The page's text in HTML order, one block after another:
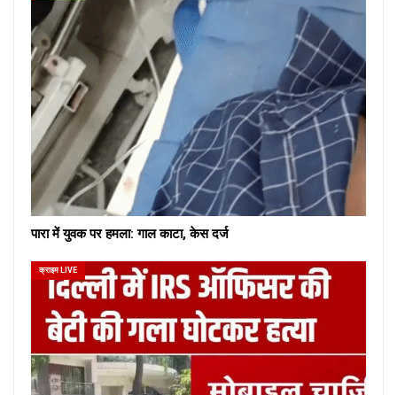
पारा में युवक पर हमला: गाल काटा, केस दर्ज
क्राइम LIVE